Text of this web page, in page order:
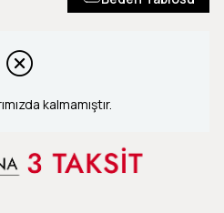
kalmamıştır.